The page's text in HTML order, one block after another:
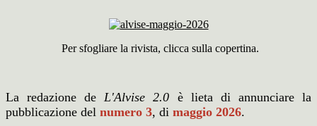
Per sfogliare la rivista, clicca sulla copertina.
La redazione deL'Alvise 2.0 è lieta di annunciare la
pubblicazione del numero 3, di maggio 2026.